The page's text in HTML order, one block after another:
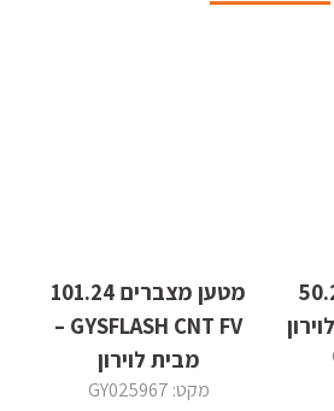
50.24
מטען מצברים 101.24
GYSFLASH CNT FV –
מבית לוירון
מקט: GY025967